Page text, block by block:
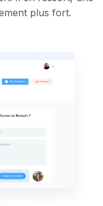
plus fort.